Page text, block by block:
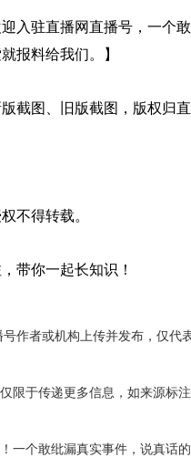
迎入驻直播网直播号，一个
报料给我们。】
截图、旧版截图，版权归
不得转载。
带你一起长知识！
作者或机构上传并发布，仅
限于传递更多信息，如来源标
一个敢纰漏真实事件，说真话